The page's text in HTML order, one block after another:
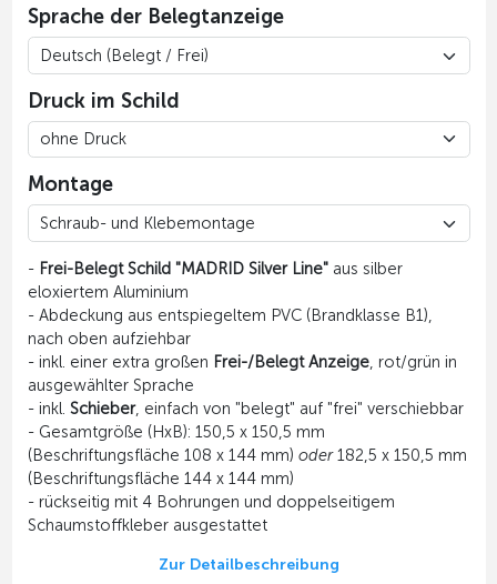
Sprache der Belegtanzeige
Druck im Schild
Montage
- Frei-Belegt Schild "MADRID Silver Line"aus silber
eloxiertem Aluminium
- Abdeckung aus entspiegeltem PVC (Brandklasse B1),
nach oben aufziehbar
- inkl. einer extra großen Frei-/Belegt Anzeige, rot/grün in
ausgewählter Sprache
- inkl. Schieber, einfach von "belegt" auf "frei" verschiebbar
- Gesamtgröße (HxB): 150,5 x 150,5 mm
(Beschriftungsfläche 108 x 144 mm) oder182,5 x 150,5 mm
(Beschriftungsfläche 144 x 144 mm)
- rückseitig mit 4 Bohrungen und doppelseitigem
Schaumstoffkleber ausgestattet
Zur Detailbeschreibung